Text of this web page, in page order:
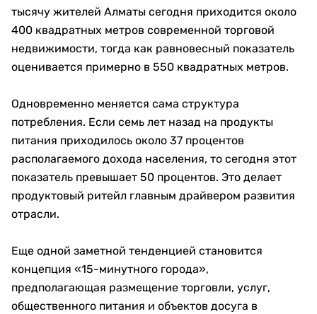
тысячу жителей Алматы сегодня приходится около
400 квадратных метров современной торговой
недвижимости, тогда как равновесный показатель
оценивается примерно в 550 квадратных метров.
Одновременно меняется сама структура
потребления. Если семь лет назад на продукты
питания приходилось около 37 процентов
располагаемого дохода населения, то сегодня этот
показатель превышает 50 процентов. Это делает
продуктовый ритейл главным драйвером развития
отрасли.
Еще одной заметной тенденцией становится
концепция «15-минутного города»,
предполагающая размещение торговли, услуг,
общественного питания и объектов досуга в